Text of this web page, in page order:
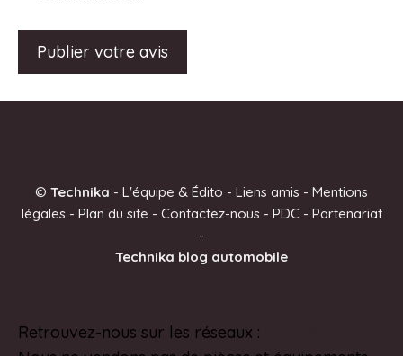
n
v
e
© Technika - L'équipe & Édito - Liens amis - Mentions
légales- Plan du site - Contactez-nous- PDC - Partenariat
-
Technika blog automobile
Retrouvez-nous sur les réseaux :